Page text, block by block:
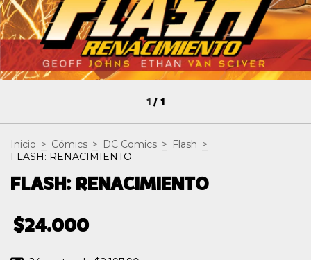
1/1
Inicio > Cómics > DC Comics > Flash >
FLASH: RENACIMIENTO
FLASH: RENACIMIENTO
$24.000